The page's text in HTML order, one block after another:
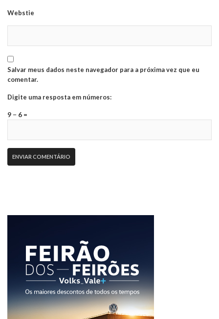
Webstie
Salvar meus dados neste navegador para a próxima vez que eu
comentar.
Digite uma resposta em números:
9 − 6 =